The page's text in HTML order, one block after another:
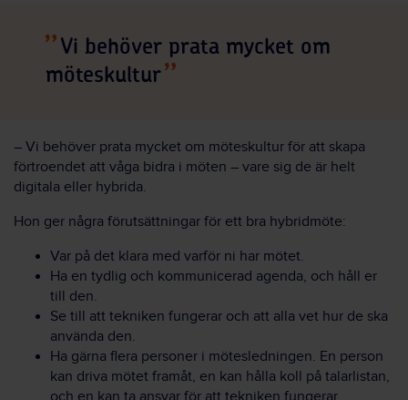
Vi behöver prata mycket om
möteskultur
– Vi behöver prata mycket om möteskultur för att skapa
förtroendet att våga bidra i möten – vare sig de är helt
digitala eller hybrida.
Hon ger några förutsättningar för ett bra hybridmöte:
Var på det klara med varför ni har mötet.
Ha en tydlig och kommunicerad agenda, och håll er
till den.
Se till att tekniken fungerar och att alla vet hur de ska
använda den.
Ha gärna flera personer i mötesledningen. En person
kan driva mötet framåt, en kan hålla koll på talarlistan,
och en kan ta ansvar för att tekniken fungerar.